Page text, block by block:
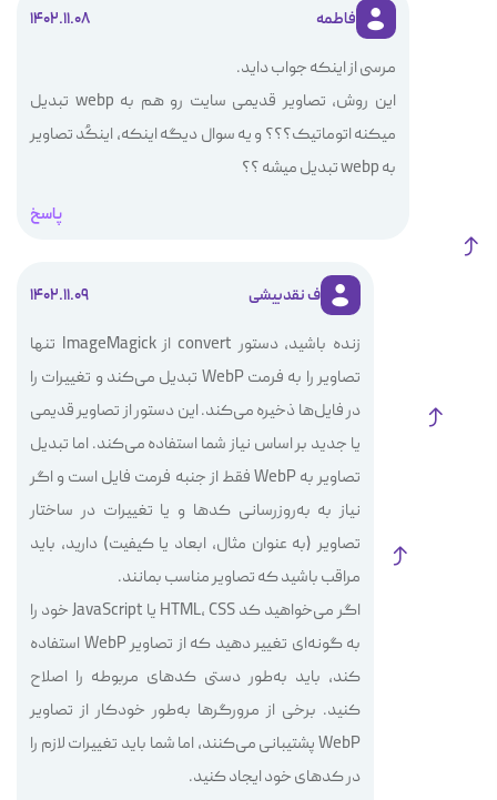
فاطمه 1402.11.08
مرسی از اینکه جواب داید.
این روش، تصاویر قدیمی سایت رو هم به webp تبدیل
میکنه اتوماتیک؟؟؟ و یه سوال دیگه اینکه، اینکُد تصاویر
به webp تبدیل میشه ؟؟
پاسخ
ف نقدبیشی 1402.11.09
زنده باشید، دستور convert از ImageMagick تنها
تصاویر را به فرمت WebP تبدیل می‌کند و تغییرات را
در فایل‌ها ذخیره می‌کند. این دستور از تصاویر قدیمی
یا جدید بر اساس نیاز شما استفاده می‌کند. اما تبدیل
تصاویر به WebP فقط از جنبه فرمت فایل است و اگر
نیاز به به‌روزرسانی کدها و یا تغییرات در ساختار
تصاویر (به عنوان مثال، ابعاد یا کیفیت) دارید، باید
مراقب باشید که تصاویر مناسب بمانند.
اگر می‌خواهید کد HTML، CSS یا JavaScript خود را
به گونه‌ای تغییر دهید که از تصاویر WebP استفاده
کند، باید به‌طور دستی کدهای مربوطه را اصلاح
کنید. برخی از مرورگرها به‌طور خودکار از تصاویر
WebP پشتیبانی می‌کنند، اما شما باید تغییرات لازم را
در کد‌های خود ایجاد کنید.